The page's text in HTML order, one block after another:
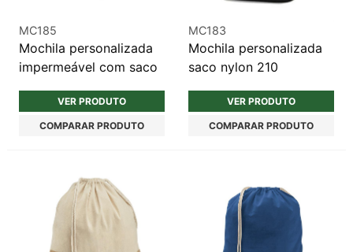
MC185
Mochila personalizada
impermeável com saco
VER PRODUTO
COMPARAR PRODUTO
MC183
Mochila personalizada
saco nylon 210
VER PRODUTO
COMPARAR PRODUTO